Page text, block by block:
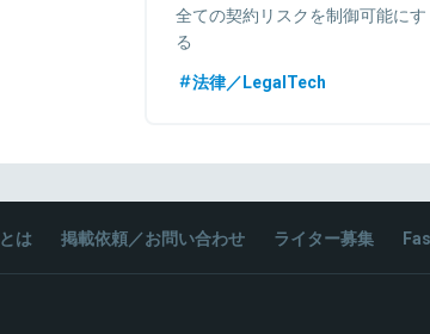
全ての契約リスクを制御可能にす
る
法律／LegalTech
は 掲載依頼／お問い合わせ ライター募集